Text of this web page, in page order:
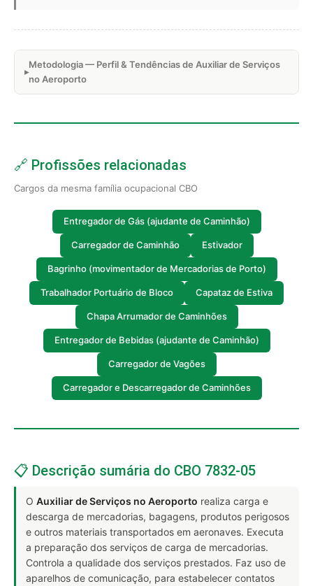
Metodologia — Perfil & Tendências de Auxiliar de Serviços
no Aeroporto
🔗 Profissões relacionadas
Cargos da mesma família ocupacional CBO
Entregador de Gás (ajudante de Caminhão)
Carregador de Caminhão Estivador
Bagrinho (movimentador de Mercadorias de Porto)
Trabalhador Portuário de Bloco Capataz de Estiva
Chapa Arrumador de Caminhões
Entregador de Bebidas (ajudante de Caminhão)
Carregador de Vagões
Carregador e Descarregador de Caminhões
📋 Descrição sumária do CBO 7832-05
O Auxiliar de Serviços no Aeroporto realiza carga e
descarga de mercadorias, bagagens, produtos perigosos
e outros materiais transportados em aeronaves. Executa
a preparação dos serviços de carga de mercadorias.
Controla a qualidade dos serviços prestados. Faz uso de
aparelhos de comunicação, para estabelecer contatos